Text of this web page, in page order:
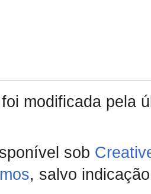
modificada pela
sob
, salvo